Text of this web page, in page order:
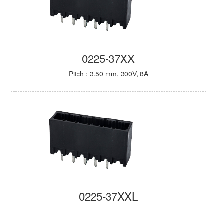
0225-37XX
Pitch : 3.50 mm, 300V, 8A
0225-37XXL